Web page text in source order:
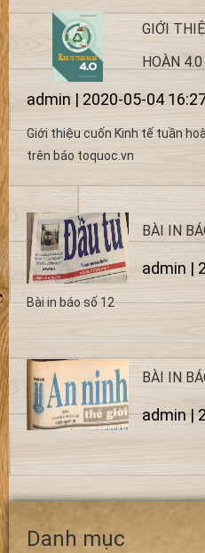
GIỚI
HOÀN
admin | 2020-05-04
Giới thiệu cuốn Kinh tế tuần
trên báo toquoc.vn
BÀI IN
admin |
Bài in báo số 12
BÀI IN
admin |
Danh mục